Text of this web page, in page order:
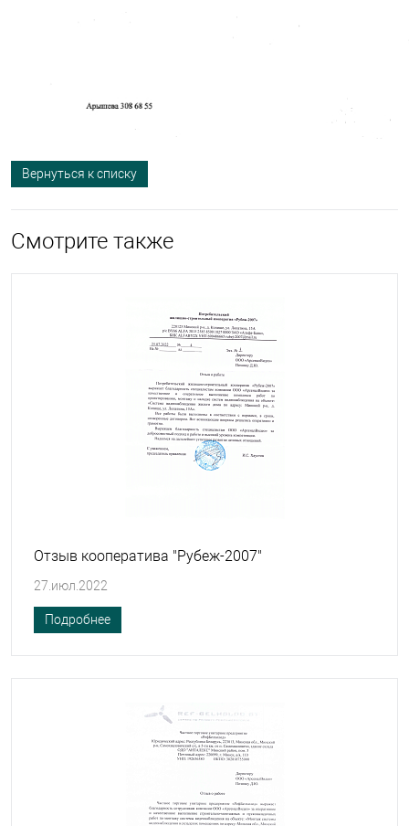
Вернуться к списку
Смотрите также
Отзыв кооператива "Рубеж-2007"
27.июл.2022
Подробнее